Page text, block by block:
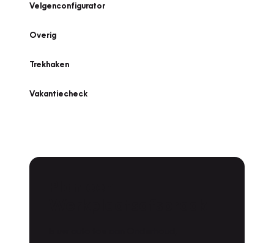
Velgenconfigurator
Overig
Trekhaken
Vakantiecheck